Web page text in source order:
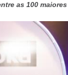
as 100